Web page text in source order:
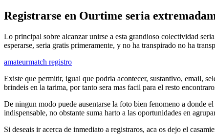
Registrarse en Ourtime seri­a
Lo principal sobre alcanzar unirse a esta grandioso colectividad
esperarse, seri­a gratis primeramente, y no ha transpirado no ha
amateurmatch registro
Existe que permitir, igual que podri­a acontecer, sustantivo, email,
brindeis en la tarima, por tanto sera mas facil para el resto
De ningun modo puede ausentarse la foto bien fenomeno a donde
indispensable, no obstante suma harto a las oportunidades en
Si deseais ir acerca de inmediato a registraros, aca os dejo el